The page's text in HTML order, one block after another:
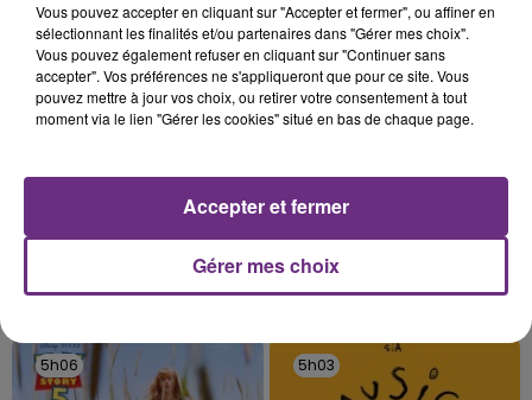
5h12
5h12
JEREMY FREROT
5h09
5h09
TLC
5h06
5h06 5h03
5h03
Vous pouvez accepter en cliquant sur "Accepter et fermer", ou affiner en
sélectionnant les finalités et/ou partenaires dans "Gérer mes choix".
Vous pouvez également refuser en cliquant sur "Continuer sans
accepter". Vos préférences ne s'appliqueront que pour ce site. Vous
pouvez mettre à jour vos choix, ou retirer votre consentement à tout
moment via le lien "Gérer les cookies" situé en bas de chaque page.
Gérer mes choix
Accepter et fermer